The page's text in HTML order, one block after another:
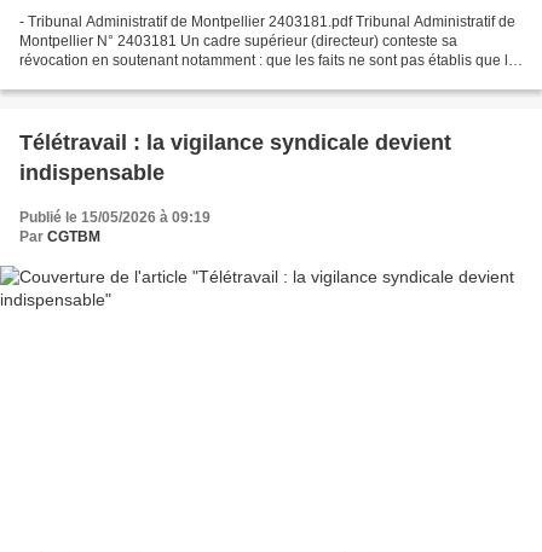
- Tribunal Administratif de Montpellier 2403181.pdf Tribunal Administratif de
Montpellier N° 2403181 Un cadre supérieur (directeur) conteste sa
révocation en soutenant notamment : que les faits ne sont pas établis que la
Télétravail : la vigilance syndicale devient
indispensable
Publié le 15/05/2026 à 09:19
Par CGTBM